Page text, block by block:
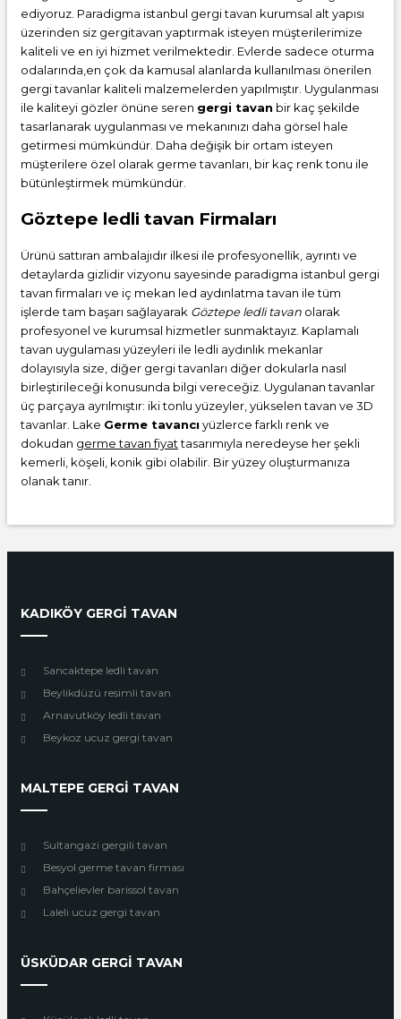
ediyoruz. Paradigma istanbul gergi tavan kurumsal alt yapısı
üzerinden siz gergitavan yaptırmak isteyen müşterilerimize
kaliteli ve en iyi hizmet verilmektedir. Evlerde sadece oturma
odalarında,en çok da kamusal alanlarda kullanılması önerilen
gergi tavanlar kaliteli malzemelerden yapılmıştır. Uygulanması
ile kaliteyi gözler önüne seren gergi tavan bir kaç şekilde
tasarlanarak uygulanması ve mekanınızı daha görsel hale
getirmesi mümkündür. Daha değişik bir ortam isteyen
müşterilere özel olarak germe tavanları, bir kaç renk tonu ile
bütünleştirmek mümkündür.
Göztepe ledli tavan Firmaları
Ürünü sattıran ambalajıdır ilkesi ile profesyonellik, ayrıntı ve
detaylarda gizlidir vizyonu sayesinde paradigma istanbul gergi
tavan firmaları ve iç mekan led aydınlatma tavan ile tüm
işlerde tam başarı sağlayarak Göztepe ledli tavan olarak
profesyonel ve kurumsal hizmetler sunmaktayız. Kaplamalı
tavan uygulaması yüzeyleri ile ledli aydınlık mekanlar
dolayısıyla size, diğer gergi tavanları diğer dokularla nasıl
birleştirileceği konusunda bilgi vereceğiz. Uygulanan tavanlar
üç parçaya ayrılmıştır: iki tonlu yüzeyler, yükselen tavan ve 3D
tavanlar. Lake Germe tavancı yüzlerce farklı renk ve
dokudan germe tavan fiyattasarımıyla neredeyse her şekli
kemerli, köşeli, konik gibi olabilir. Bir yüzey oluşturmanıza
olanak tanır.
KADIKÖY GERGİ TAVAN
Sancaktepe ledli tavan
Beylikdüzü resimli tavan
Arnavutköy ledli tavan
Beykoz ucuz gergi tavan
MALTEPE GERGİ TAVAN
Sultangazi gergili tavan
Besyol germe tavan firması
Bahçelievler barissol tavan
Laleli ucuz gergi tavan
ÜSKÜDAR GERGİ TAVAN